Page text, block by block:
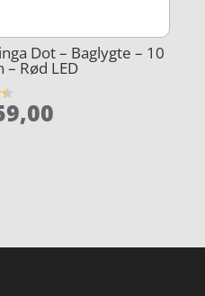
Dot – Baglygte – 10
– Rød LED